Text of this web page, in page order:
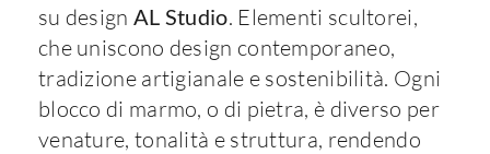
su design AL Studio. Elementi scultorei,
che uniscono design contemporaneo,
tradizione artigianale e sostenibilità. Ogni
blocco di marmo, o di pietra, è diverso per
venature, tonalità e struttura, rendendo